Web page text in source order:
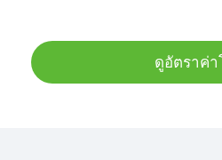
ดูอัตราค่า